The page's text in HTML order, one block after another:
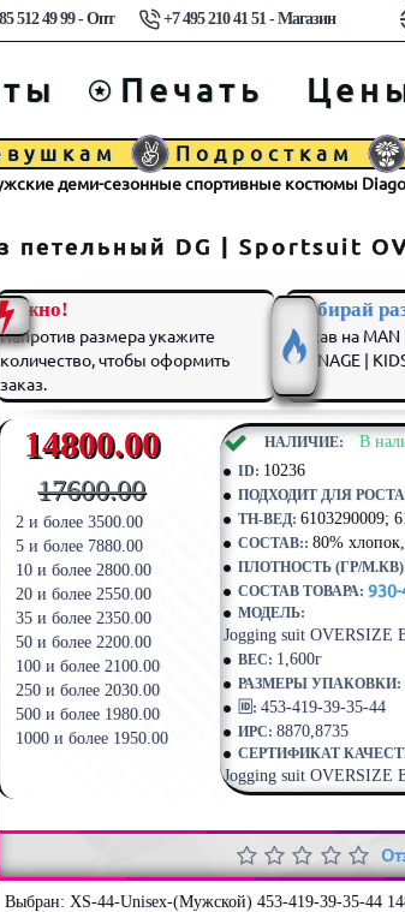
512 49 99 - Опт +7 495 210 41 51 - Магазин
Печать
Подросткам
деми-сезонные спортивные костюмы
DG | Sportsuit
Важно!
Напротив размера укажите
количество, чтобы оформить
заказ.
Выбирай
нажав на MAN
TEENAGE |
14800.00
17600.00
2 и более 3500.00
5 и более 7880.00
10 и более 2800.00
20 и более 2550.00
35 и более 2350.00
50 и более 2200.00
100 и более 2100.00
250 и более 2030.00
500 и более 1980.00
1000 и более 1950.00
⠀НАЛИЧИЕ: ⠀В
ID: 10236
ПОДХОДИТ ДЛЯ
ТН-ВЕД: 6103290009;
СОСТАВ:: 80%
ПЛОТНОСТЬ (ГР/
СОСТАВ ТОВАРА: 930-
МОДЕЛЬ:
Jogging suit OVERSIZE
ВЕС: 1,600г
РАЗМЕРЫ УПАКОВКИ:
🆔: 453-419-39-35-44
ИРС: 8870,8735
СЕРТИФИКАТ
Jogging suit OVERSIZE
Выбран: XS-44-Unisex-(Мужской) 453-419-39-35-44